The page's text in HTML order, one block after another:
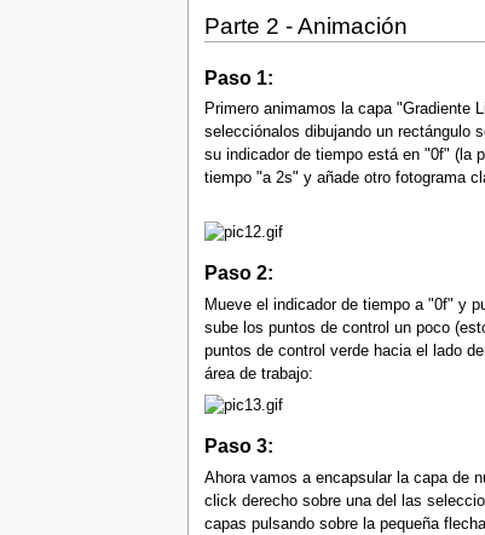
Parte 2 - Animación
Paso 1:
Primero animamos la capa "Gradiente
selecciónalos dibujando un rectángulo
su indicador de tiempo está en "0f" (la
tiempo "a 2s" y añade otro fotograma
Paso 2:
Mueve el indicador de tiempo a "0f" y
sube los puntos de control un poco
puntos de control verde hacia el lado
área de trabajo:
Paso 3:
Ahora vamos a encapsular la capa de
click derecho sobre una del las
capas pulsando sobre la pequeña